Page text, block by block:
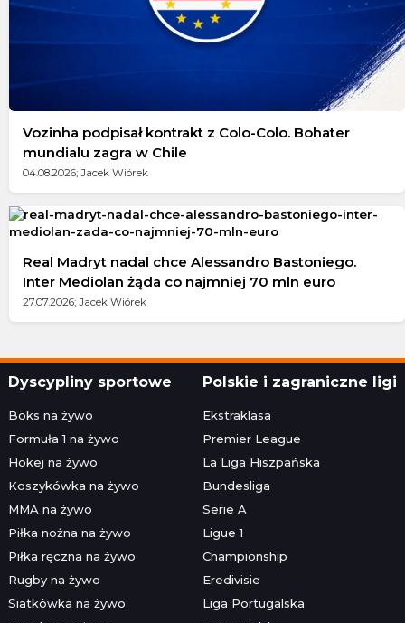
Vozinha podpisał kontrakt z Colo-Colo. Bohater
mundialu zagra w Chile
04.08.2026; Jacek Wiórek
Real Madryt nadal chce Alessandro Bastoniego.
Inter Mediolan żąda co najmniej 70 mln euro
27.07.2026; Jacek Wiórek
Dyscypliny sportowe
Boks na żywo
Formuła 1 na żywo
Hokej na żywo
Koszykówka na żywo
MMA na żywo
Piłka nożna na żywo
Piłka ręczna na żywo
Rugby na żywo
Siatkówka na żywo
Polskie i zagraniczne ligi
Ekstraklasa
Premier League
La Liga Hiszpańska
Bundesliga
Serie A
Ligue 1
Championship
Eredivisie
Liga Portugalska